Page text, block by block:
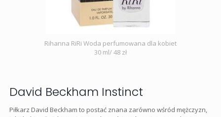
Rihanna RiRi Woda perfumowana dla kobiet
30 ml/ 48 zł
David Beckham Instinct
Piłkarz David Beckham to postać znana zarówno wśród mężczyzn,